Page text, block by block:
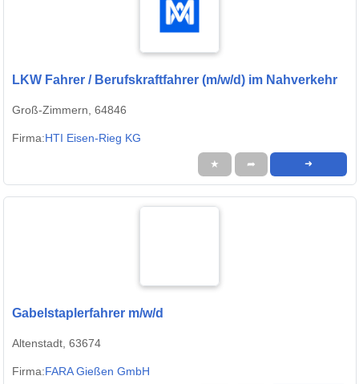
LKW Fahrer / Berufskraftfahrer (m/w/d) im Nahverkehr
Groß-Zimmern, 64846
Firma:HTI Eisen-Rieg KG
★ ➦ ➜
Gabelstaplerfahrer m/w/d
Altenstadt, 63674
Firma:FARA Gießen GmbH